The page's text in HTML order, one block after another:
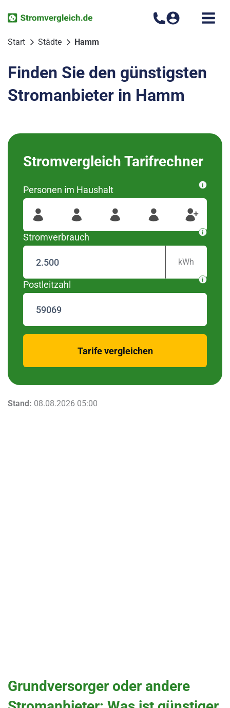
Inhalt
Start
Städte Hamm
Finden Sie den günstigsten
Stromanbieter in Hamm
Stromvergleich Tarifrechner
Personen im Haushalt
Stromverbrauch
kWh
Postleitzahl
Tarife vergleichen
Bitte wählen Sie Ihren
Ortsteil aus
Für Ihre Postleitzahl
59069
wurden diese Regionen
gefunden
Stand: 08.08.2026 05:00
Grundversorger oder andere